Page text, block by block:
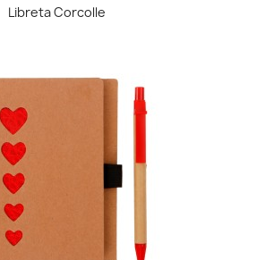
Libreta Corcolle